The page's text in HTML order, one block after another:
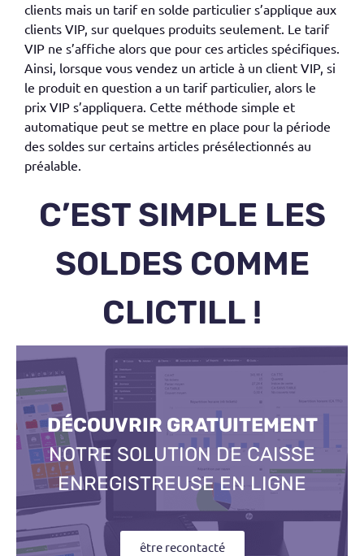
clients mais un tarif en solde particulier s’applique aux
clients VIP, sur quelques produits seulement. Le tarif
VIP ne s’affiche alors que pour ces articles spécifiques.
Ainsi, lorsque vous vendez un article à un client VIP, si
le produit en question a un tarif particulier, alors le
prix VIP s’appliquera. Cette méthode simple et
automatique peut se mettre en place pour la période
des soldes sur certains articles présélectionnés au
préalable.
C’EST SIMPLE LES
SOLDES COMME
CLICTILL !
DÉCOUVRIR GRATUITEMENT
NOTRE SOLUTION DE CAISSE
ENREGISTREUSE EN LIGNE
être recontacté